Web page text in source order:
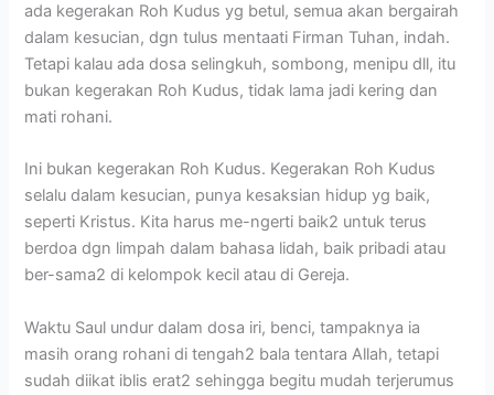
ada kegerakan Roh Kudus yg betul, semua akan bergairah
dalam kesucian, dgn tulus mentaati Firman Tuhan, indah.
Tetapi kalau ada dosa selingkuh, sombong, menipu dll, itu
bukan kegerakan Roh Kudus, tidak lama jadi kering dan
mati rohani.
Ini bukan kegerakan Roh Kudus. Kegerakan Roh Kudus
selalu dalam kesucian, punya kesaksian hidup yg baik,
seperti Kristus. Kita harus me-ngerti baik2 untuk terus
berdoa dgn limpah dalam bahasa lidah, baik pribadi atau
ber-sama2 di kelompok kecil atau di Gereja.
Waktu Saul undur dalam dosa iri, benci, tampaknya ia
masih orang rohani di tengah2 bala tentara Allah, tetapi
sudah diikat iblis erat2 sehingga begitu mudah terjerumus